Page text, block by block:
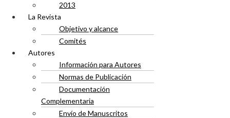
2013
La Revista
Objetivo y alcance
Comités
Autores
Información para Autores
Normas de Publicación
Documentación
Complementaria
Envío de Manuscritos